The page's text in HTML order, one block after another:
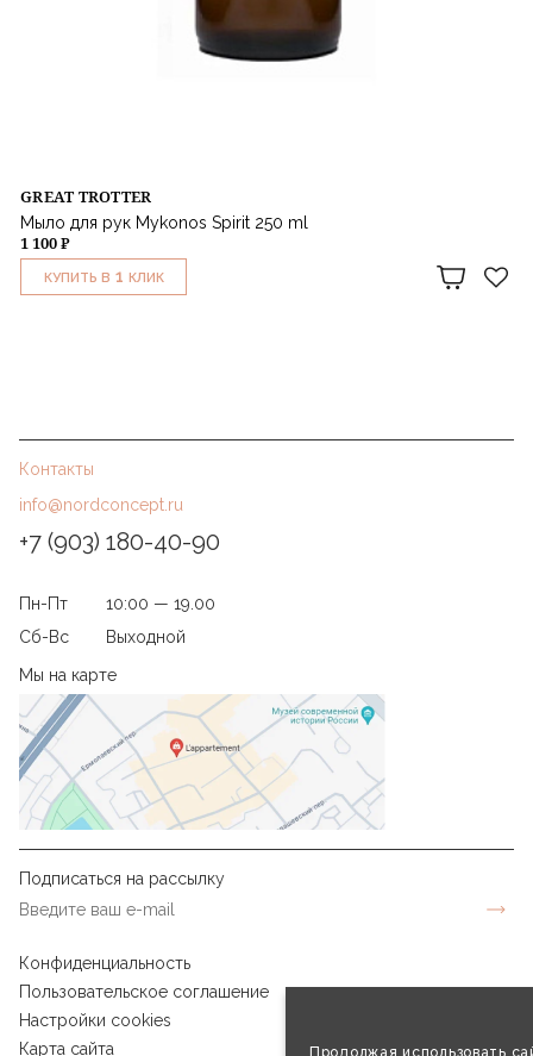
Продолжая использовать
GREAT TROTTER
Мыло для рук Mykonos Spirit 250 ml
1 100 ₽
КУПИТЬ В 1 КЛИК
Контакты
info@nordconcept.ru
+7 (903) 180-40-90
Пн-Пт
10:00 — 19.00
Сб-Вс
Выходной
Мы на карте
Подписаться на рассылку
Конфиденциальность
Пользовательское соглашение
Настройки cookies
Карта сайта